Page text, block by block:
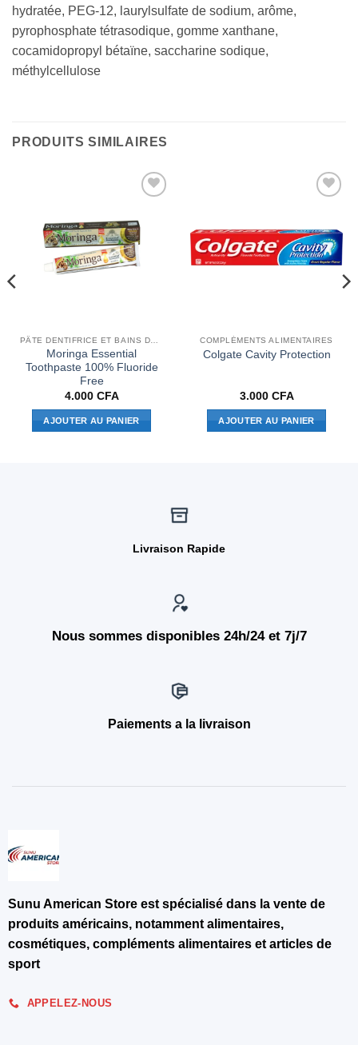
hydratée, PEG-12, laurylsulfate de sodium, arôme,
pyrophosphate tétrasodique, gomme xanthane,
cocamidopropyl bétaïne, saccharine sodique,
méthylcellulose
PRODUITS SIMILAIRES
à la liste
de
souhaits
Moringa Essential
Toothpaste 100% Fluoride
Free
4.000 CFA
AJOUTER AU PANIER
de
souhaits
COMPLÉMENTS ALIMENTAIRES
Colgate Cavity Protection
3.000 CFA
AJOUTER AU PANIER
Livraison Rapide
Nous sommes disponibles 24h/24 et 7j/7
Paiements a la livraison
Sunu American Store est spécialisé dans la vente de
produits américains, notamment alimentaires,
cosmétiques, compléments alimentaires et articles de
sport
APPELEZ-NOUS